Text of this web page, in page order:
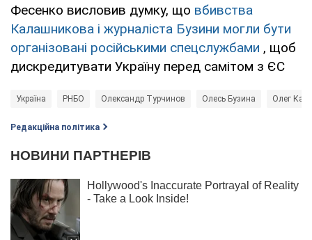
Фесенко висловив думку, що вбивства
Калашникова і журналіста Бузини могли бути
організовані російськими спецслужбами , щоб
дискредитувати Україну перед самітом з ЄС
Україна РНБО Олександр Турчинов Олесь Бузина Олег
Редакційна політика